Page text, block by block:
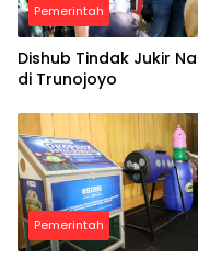
Pemerintah
Dishub Tindak Jukir
di Trunojoyo
Pemerintah